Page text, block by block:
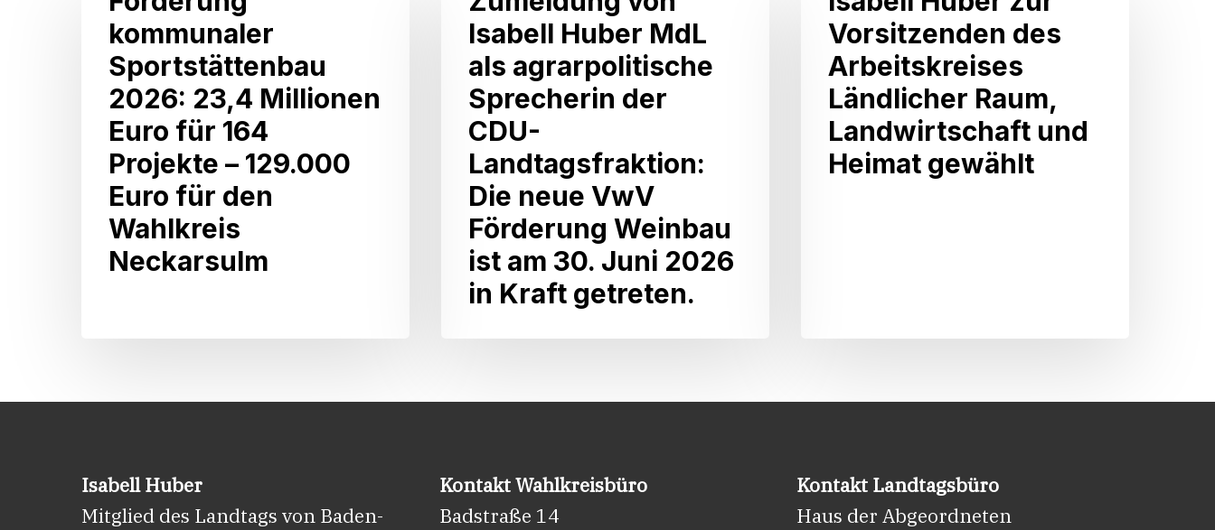
kommunaler
Sportstättenbau
2026:
23,4
Millionen
Euro
164
Projekte
Neckarsulm
kommunaler
Sportstättenbau
2026: 23,4 Millionen
Euro für 164
Projekte – 129.000
Euro für den
Wahlkreis
Neckarsulm
von
Isabell
Huber
MdL
agrarpolitische
Sprecherin
der
CDU-
Landtagsfraktion:
ist
am
Isabell Huber MdL
als agrarpolitische
Sprecherin der
CDU-
Landtagsfraktion:
Die neue VwV
Förderung Weinbau
ist am 30. Juni 2026
in Kraft getreten.
Huber
Vorsitzenden
des
Arbeitskreises
Ländlicher
Vorsitzenden des
Arbeitskreises
Ländlicher Raum,
Landwirtschaft und
Heimat gewählt
Isabell Huber
Mitglied des Landtags von Baden-
Kontakt Wahlkreisbüro
Badstraße 14
Kontakt Landtagsbüro
Haus der Abgeordneten